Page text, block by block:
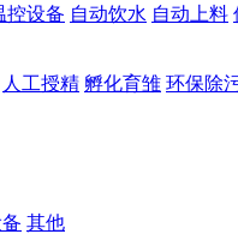
控设备 自动饮水 自动上料
人工授精 孵化育雏 环保除
其他